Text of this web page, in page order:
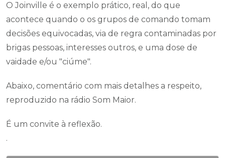
O Joinville é o exemplo prático, real, do que
acontece quando o os grupos de comando tomam
decisões equivocadas, via de regra contaminadas por
brigas pessoas, interesses outros, e uma dose de
vaidade e/ou "ciúme".
Abaixo, comentário com mais detalhes a respeito,
reproduzido na rádio Som Maior.
É um convite à reflexão.
.